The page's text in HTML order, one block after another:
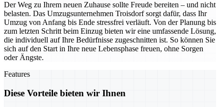
Der Weg zu Ihrem neuen Zuhause sollte Freude bereiten – und nicht
belasten. Das Umzugsunternehmen Troisdorf sorgt dafür, dass Ihr
Umzug von Anfang bis Ende stressfrei verläuft. Von der Planung bis
zum letzten Schritt beim Einzug bieten wir eine umfassende Lösung,
die individuell auf Ihre Bedürfnisse zugeschnitten ist. So können Sie
sich auf den Start in Ihre neue Lebensphase freuen, ohne Sorgen
oder Ängste.
Features
Diese Vorteile bieten wir Ihnen